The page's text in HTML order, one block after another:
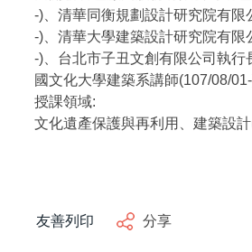
-)、清華同衡規劃設計研究院有限
-)、清華大學建築設計研究院有限
-)、台北市子丑文創有限公司執行
國文化大學建築系講師(107/08/
授課領域:
文化遺產保護與再利用、建築設
友善列印 分享